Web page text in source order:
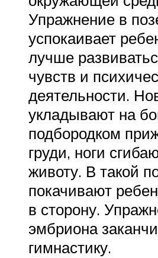
Упражнение в
успокаивает
лучше
чувств и
деятельности.
укладывают на
подбородком
груди, ноги
животу. В такой
покачивают
в сторону.
эмбриона
гимнастику.